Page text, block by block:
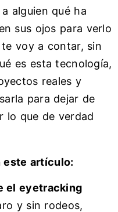
alguien qué ha
sus ojos para verlo
voy a contar, sin
es esta tecnología,
reales y
para dejar de
lo que de verdad
este artículo:
el eyetracking
y sin rodeos,